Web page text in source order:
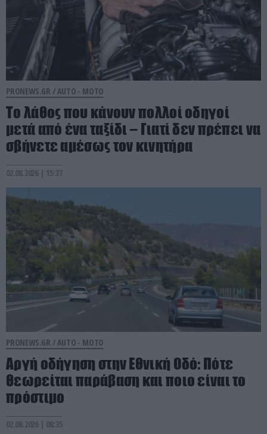
PRONEWS.GR /AUTO - MOTO
Το λάθος που κάνουν πολλοί οδηγοί
μετά από ένα ταξίδι – Γιατί δεν πρέπει να
σβήνετε αμέσως τον κινητήρα
02.08.2026 | 15:37
PRONEWS.GR /AUTO - MOTO
Αργή οδήγηση στην Εθνική Οδό: Πότε
θεωρείται παράβαση και ποιο είναι το
πρόστιμο
02.08.2026 | 08:35